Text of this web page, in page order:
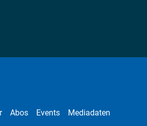
Abos Events Mediadaten